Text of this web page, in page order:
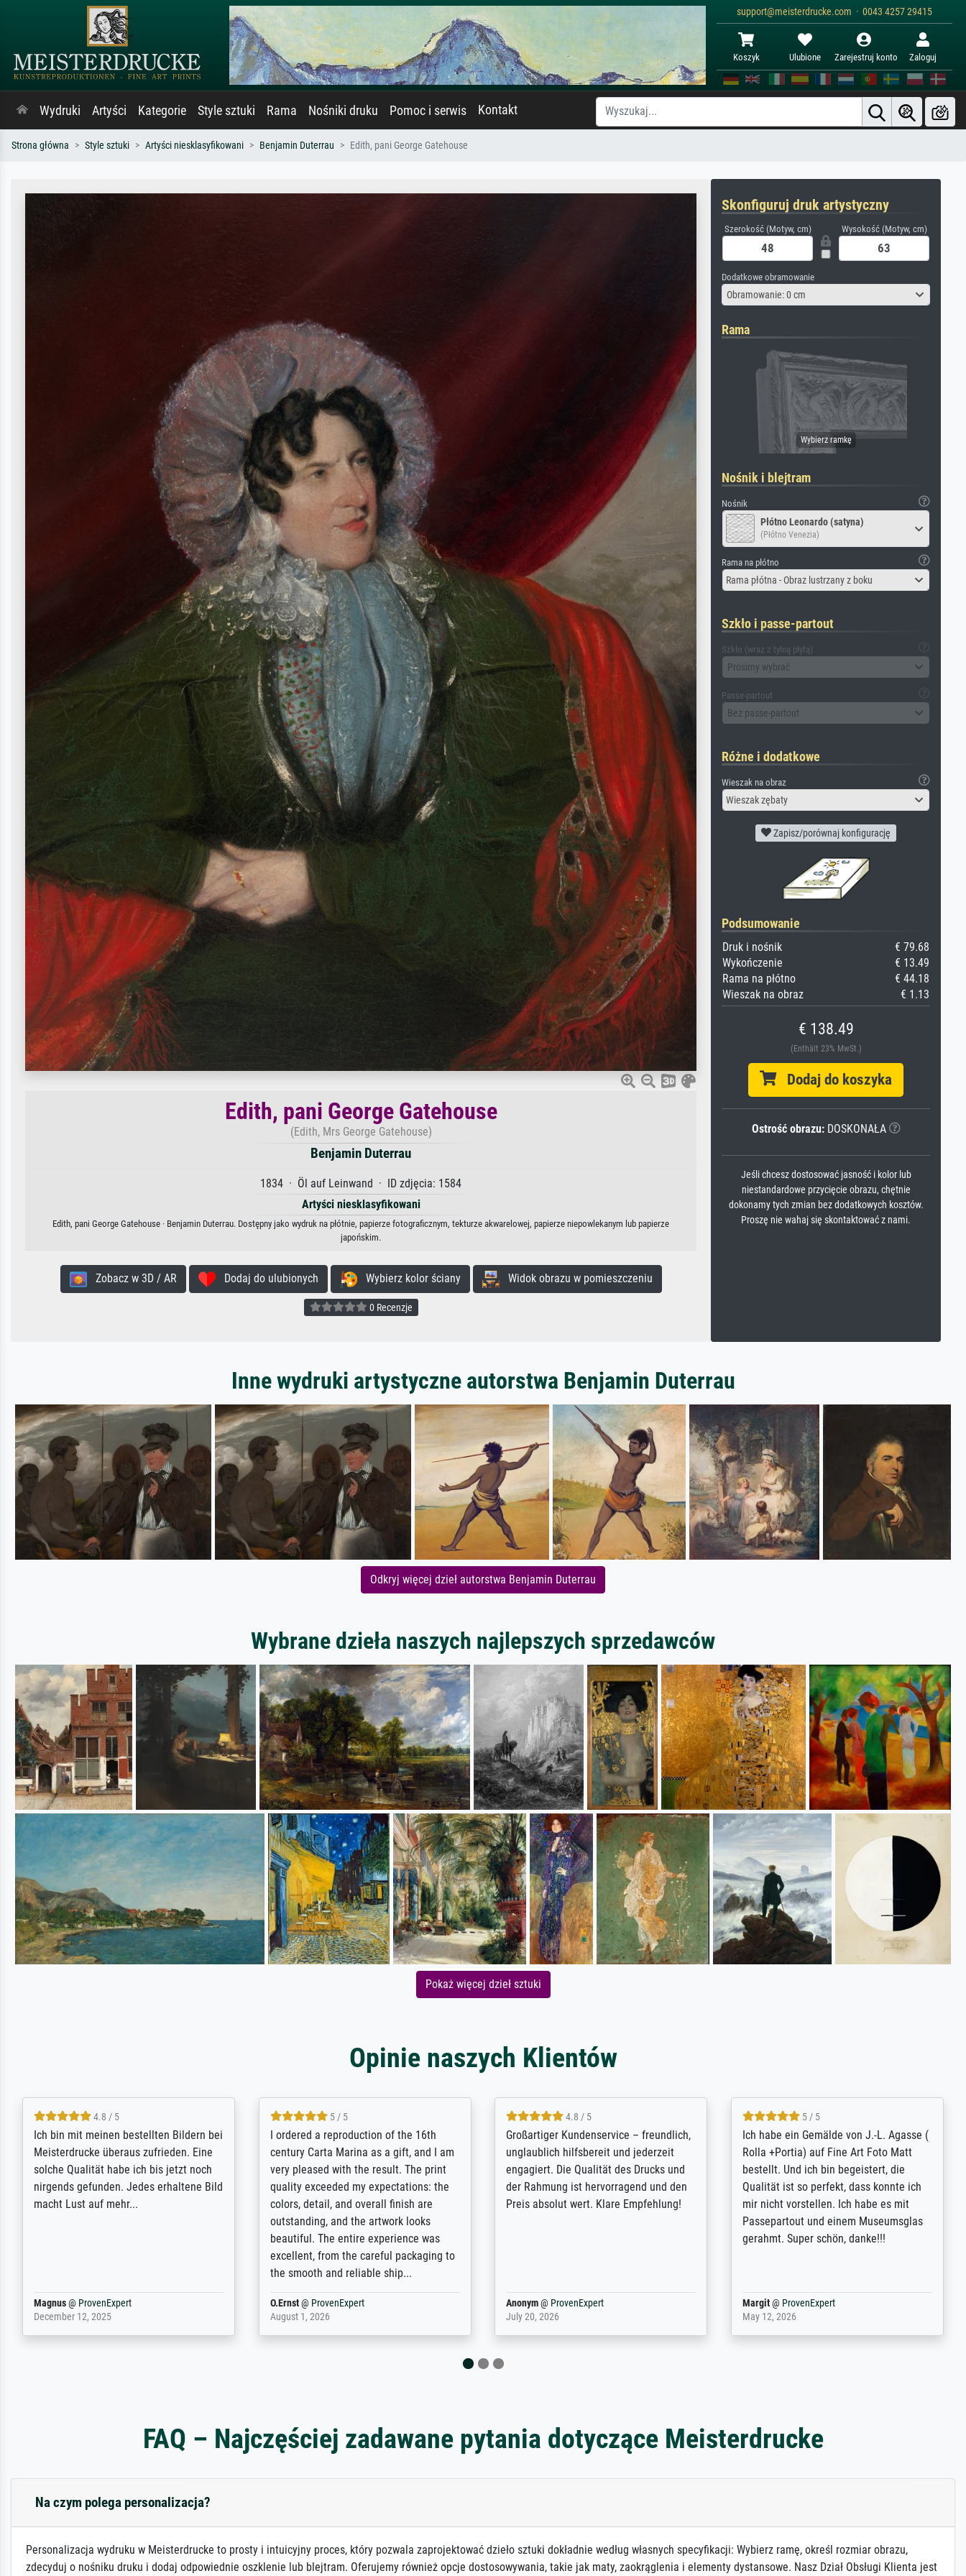
support@meisterdrucke.com · 0043 4257 29415
Koszyk Ulubione Zarejestruj konto Zaloguj
Wydruki Artyści Kategorie Style sztuki Rama Nośniki druku Pomoc i serwis Kontakt
Strona główna Style sztuki Artyści niesklasyfikowani Benjamin Duterrau Edith, pani George Gatehouse
Edith, pani George Gatehouse
(Edith, Mrs George Gatehouse)
Benjamin Duterrau
1834 · Öl auf Leinwand · ID zdjęcia: 1584
Artyści niesklasyfikowani
Edith, pani George Gatehouse · Benjamin Duterrau. Dostępny jako wydruk na płótnie, papierze fotograficznym, tekturze akwarelowej, papierze niepowlekanym lub papierze
japońskim.
Zobacz w 3D / AR Dodaj do ulubionych Wybierz kolor ściany Widok obrazu w pomieszczeniu
0 Recenzje
Skonfiguruj druk artystyczny
Szerokość (Motyw, cm) Wysokość (Motyw, cm)
Dodatkowe obramowanie
Obramowanie: 0 cm
Rama
Nośnik i blejtram
Nośnik
Płótno Leonardo (satyna)
(Płótno Venezia)
Rama na płótno
Rama płótna - Obraz lustrzany z boku
Szkło i passe-partout
Szkło (wraz z tylną płytą)
Prosimy wybrać
Passe-partout
Bez passe-partout
Różne i dodatkowe
Wieszak na obraz
Wieszak zębaty
Zapisz/porównaj konfigurację
Podsumowanie
Druk i nośnik
€ 79.68
Wykończenie
€ 13.49
Rama na płótno
€ 44.18
Wieszak na obraz
€ 1.13
€ 138.49
(Enthält 23% MwSt.)
Dodaj do koszyka
Ostrość obrazu:DOSKONAŁA
Jeśli chcesz dostosować jasność i kolor lub
niestandardowe przycięcie obrazu, chętnie
dokonamy tych zmian bez dodatkowych kosztów.
Proszę nie wahaj się skontaktować z nami.
Inne wydruki artystyczne autorstwa Benjamin Duterrau
Odkryj więcej dzieł autorstwa Benjamin Duterrau
Wybrane dzieła naszych najlepszych sprzedawców
Pokaż więcej dzieł sztuki
Opinie naszych Klientów
5 / 5
Rundum positive Erfahrung. Die
Ausführung des Auftrags hat eine Weile
gedauert, die angekündigte Lieferzeit
wurde aber letztlich sogar etwas
unterschritten. Die Qualität des Papiers
Dr.@ProvenExpert
February 3, 2026
5 / 5
The team at Meisterdrucke strives to
meet its clients demands, and provides
expert advice on how to obtain the best
results for the prints requested by the
client. The company has a vast
repertoire of prints to choose from, and
will provide excellent service also with
regards to prints which are not in that
repertoire. Highly recommended!
Anonym@ProvenExpert
April 22, 2026
5 / 5
Outstanding quality and customer
support. - the quality of the printing is
excellent and difficult to distinguish
from the real thing; it will be my go-to
for high-quality art prints from now on -
Anonym@ ProvenExpert
January 12, 2026
4.8 / 5
Qualité absolument irréprochable.
Extraordinaire diversité des thèmes
abordés et personnalisation des
demandes (recadrage, réajustement des
couleurs). Relation clientèle parfaite.
Transport, réception sans aucun
problème. Merci à toute l'équipe ! Hervé
Anonym@ProvenExpert
March 31, 2025
FAQ – Najczęściej zadawane pytania dotyczące Meisterdrucke
Na czym polega personalizacja?
Personalizacja wydruku w Meisterdrucke to prosty i intuicyjny proces, który pozwala zaprojektować dzieło sztuki dokładnie według własnych specyfikacji: Wybierz ramę, określ rozmiar obrazu,
zdecyduj o nośniku druku i dodaj odpowiednie oszklenie lub blejtram. Oferujemy również opcje dostosowywania, takie jak maty, zaokrąglenia i elementy dystansowe. Nasz Dział Obsługi Klienta jest